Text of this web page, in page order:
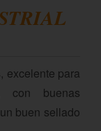
excelente para
con buenas
buen sellado